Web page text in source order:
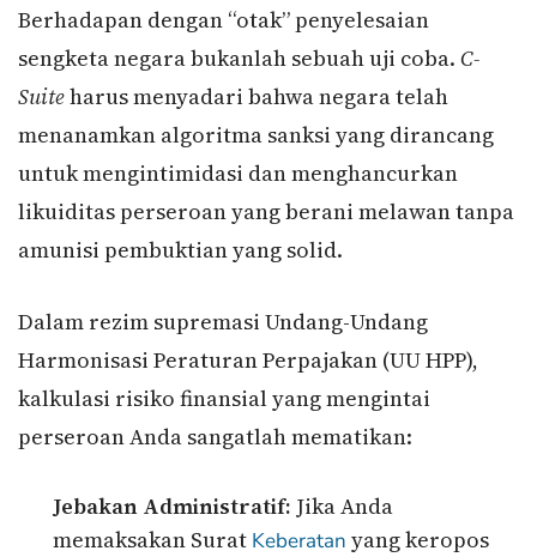
Berhadapan dengan “otak” penyelesaian
sengketa negara bukanlah sebuah uji coba. C-
Suiteharus menyadari bahwa negara telah
menanamkan algoritma sanksi yang dirancang
untuk mengintimidasi dan menghancurkan
likuiditas perseroan yang berani melawan tanpa
amunisi pembuktian yang solid.
Dalam rezim supremasi Undang-Undang
Harmonisasi Peraturan Perpajakan (UU HPP),
kalkulasi risiko finansial yang mengintai
perseroan Anda sangatlah mematikan:
Jebakan Administratif: Jika Anda
memaksakan Surat Keberatan yang keropos